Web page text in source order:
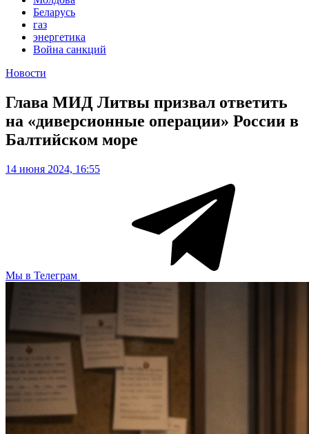
Беларусь
газ
энергетика
Война санкций
Новости
Глава МИД Литвы призвал ответить
на «диверсионные операции» России в
Балтийском море
14 июня 2024, 16:55
Мы в Телеграм